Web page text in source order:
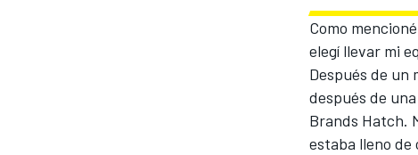
Como
elegí llevar mi
Después de un
después de
Brands Hatch.
estaba lleno de